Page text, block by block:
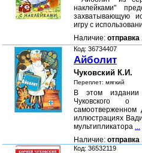
наклейками"
захватывающую
игру с
Наличие: отправка
Код: 36734407
Айболит
Чуковский К.И.
Переплет: мягкий
В этом издании
Чуковского о
самоотверженном
иллюстрациях
мультипликатора ...
Наличие: отправка
Код: 36532119